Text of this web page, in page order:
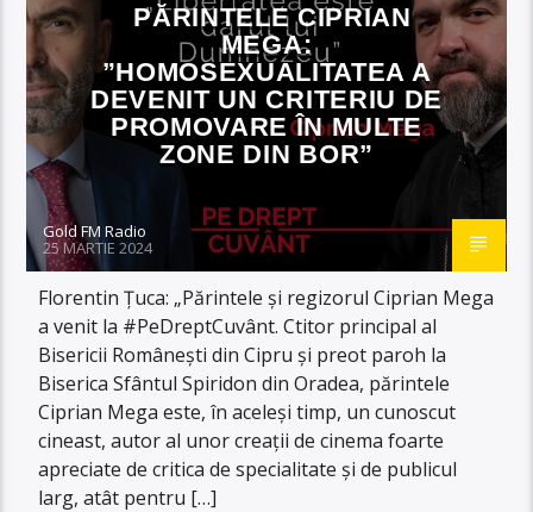
PĂRINTELE CIPRIAN
MEGA:
”HOMOSEXUALITATEA A
DEVENIT UN CRITERIU DE
PROMOVARE ÎN MULTE
ZONE DIN BOR”
Gold FM Radio
25 MARTIE 2024
Florentin Țuca: „Părintele și regizorul Ciprian Mega
a venit la #PeDreptCuvânt. Ctitor principal al
Bisericii Românești din Cipru și preot paroh la
Biserica Sfântul Spiridon din Oradea, părintele
Ciprian Mega este, în aceleși timp, un cunoscut
cineast, autor al unor creații de cinema foarte
apreciate de critica de specialitate și de publicul
larg, atât pentru […]